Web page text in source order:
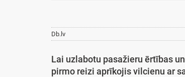
Db.lv
Lai uzlabotu pasažieru ērtības
pirmo reizi aprīkojis vilcienu ar